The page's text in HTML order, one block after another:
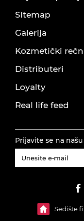
Sitemap
Galerija
Kozmetički
Distributeri
Loyalty
Real life feed
Prijavite se na
Sedište